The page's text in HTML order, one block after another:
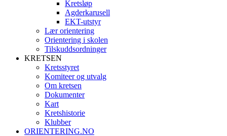
Kretsløp
Agderkarusell
EKT-utstyr
Lær orientering
Orientering i skolen
Tilskuddsordninger
KRETSEN
Kretsstyret
Komiteer og utvalg
Om kretsen
Dokumenter
Kart
Kretshistorie
Klubber
ORIENTERING.NO